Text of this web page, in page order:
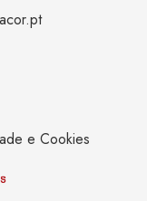
e Cookies